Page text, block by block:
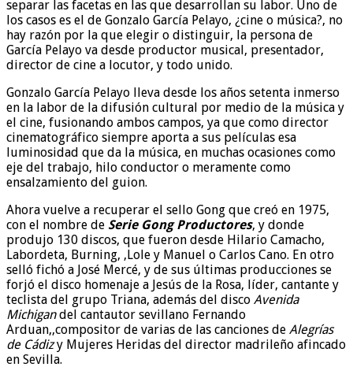
separar las facetas en las que desarrollan su labor. Uno de
los casos es el de Gonzalo García Pelayo, ¿cine o música?, no
hay razón por la que elegir o distinguir, la persona de
García Pelayo va desde productor musical, presentador,
director de cine a locutor, y todo unido.
Gonzalo García Pelayo lleva desde los años setenta inmerso
en la labor de la difusión cultural por medio de la música y
el cine, fusionando ambos campos, ya que como director
cinematográfico siempre aporta a sus películas esa
luminosidad que da la música, en muchas ocasiones como
eje del trabajo, hilo conductor o meramente como
ensalzamiento del guion.
Ahora vuelve a recuperar el sello Gong que creó en 1975,
con el nombre de Serie Gong Productores, y donde
produjo 130 discos, que fueron desde Hilario Camacho,
Labordeta, Burning, ,Lole y Manuel o Carlos Cano. En otro
selló fichó a José Mercé, y de sus últimas producciones se
forjó el disco homenaje a Jesús de la Rosa, líder, cantante y
teclista del grupo Triana, además del disco Avenida
Michigandel cantautor sevillano Fernando
Arduan,,compositor de varias de las canciones de Alegrías
de Cádizy Mujeres Heridas del director madrileño afincado
en Sevilla.